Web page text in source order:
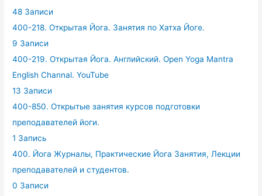
48 Записи
400-218. Открытая Йога. Занятия по Хатха Йоге.
9 Записи
400-219. Открытая Йога. Английский. Open Yoga Mantra
English Channal. YouTube
13 Записи
400-850. Открытые занятия курсов подготовки
преподавателей йоги.
1 Запись
400. Йога Журналы, Практические Йога Занятия, Лекции
преподавателей и студентов.
0 Записи